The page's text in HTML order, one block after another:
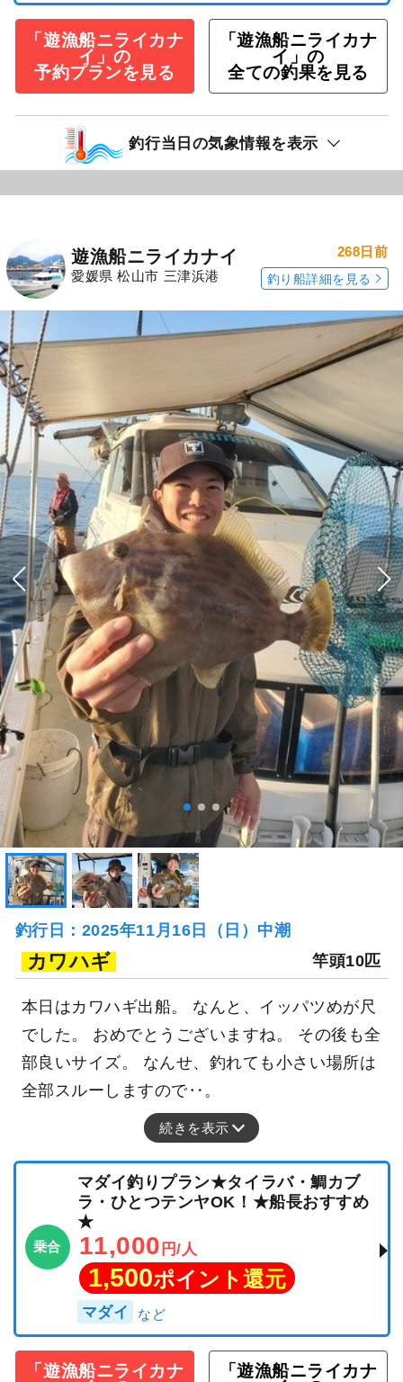
「遊漁船ニライカナ
イ」の
予約プランを見る
「遊漁船ニライカナ
イ」の
全ての釣果を見る
釣行当日の気象情報を表示
遊漁船ニライカナイ
愛媛県 松山市 三津浜港
268日前
釣り船詳細を見る
釣行日：2025年11月16日（日）中潮
カワハギ 竿頭10匹
本日はカワハギ出船。 なんと、イッパツめが尺
でした。 おめでとうございますね。 その後も全
部良いサイズ。 なんせ、釣れても小さい場所は
全部スルーしますので‥。
続きを表示
乗合
マダイ釣りプラン★タイラバ・鯛カブ
ラ・ひとつテンヤOK！★船長おすすめ
★
11,000 円/人
1,500ポイント還元
マダイ
「遊漁船ニライカナ
「遊漁船ニライカナ